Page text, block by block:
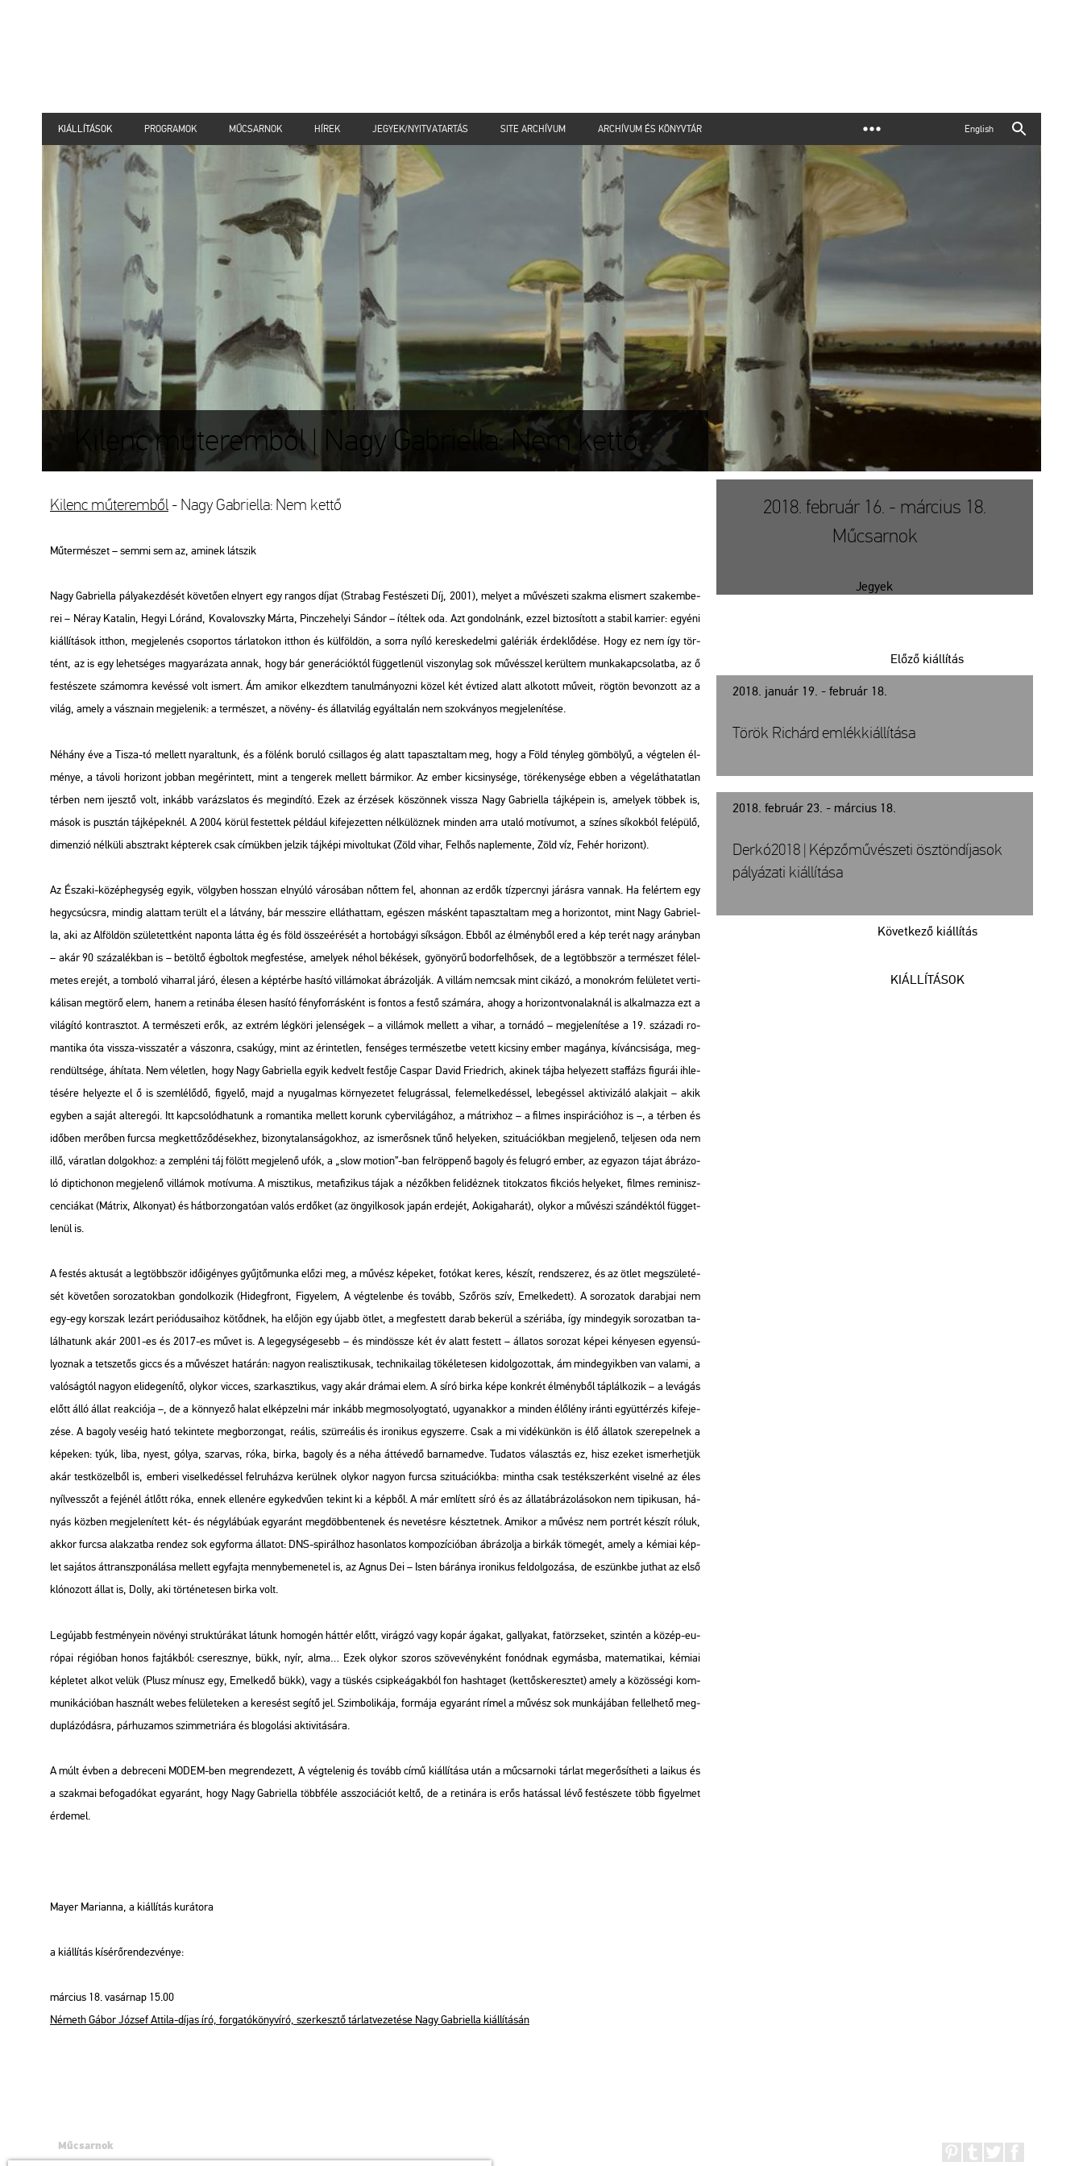
KIÁLLÍTÁSOK PROGRAMOK MŰCSARNOK HÍREK JEGYEK/NYITVATARTÁS SITE ARCHÍVUM ARCHÍVUM ÉS KÖNYVTÁR English
Kilenc műteremből | Nagy Gabriella: Nem kettő
Ki­lenc mű­te­rem­ből - Nagy Gab­ri­el­la: Nem kettő
Mű­ter­mé­szet – semmi sem az, ami­nek lát­szik
Nagy Gab­ri­el­la pá­lya­kez­dé­sét kö­ve­tő­en el­nyert egy ran­gos díjat (Stra­bag Fes­té­sze­ti Díj, 2001), me­lyet a mű­vé­sze­ti szak­ma el­is­mert szak­em­be­
rei – Néray Ka­ta­lin, Hegyi Ló­ránd, Ko­va­lovsz­ky Márta, Pin­c­ze­he­lyi Sán­dor – ítél­tek oda. Azt gon­dol­nánk, ezzel biz­to­sí­tott a sta­bil kar­ri­er: egyé­ni
ki­ál­lí­tá­sok itt­hon, meg­je­le­nés cso­por­tos tár­la­to­kon itt­hon és kül­föl­dön, a sorra nyíló ke­res­ke­del­mi ga­lé­ri­ák ér­dek­lő­dé­se. Hogy ez nem így tör­
tént, az is egy le­het­sé­ges ma­gya­rá­za­ta annak, hogy bár ge­ne­rá­ci­ók­tól füg­get­le­nül vi­szony­lag sok mű­vésszel ke­rül­tem mun­ka­kap­cso­lat­ba, az ő
fes­té­sze­te szá­mom­ra ke­vés­sé volt is­mert. Ám ami­kor el­kezd­tem ta­nul­má­nyoz­ni közel két év­ti­zed alatt al­ko­tott mű­ve­it, rög­tön be­von­zott az a
világ, amely a vász­na­in meg­je­le­nik: a ter­mé­szet, a nö­vény- és ál­lat­vi­lág egy­ál­ta­lán nem szok­vá­nyos meg­je­le­ní­té­se.
Né­hány éve a Tisza-tó mel­lett nya­ral­tunk, és a fö­lénk bo­ru­ló csil­la­gos ég alatt ta­pasz­tal­tam meg, hogy a Föld tény­leg göm­bö­lyű, a vég­te­len él­
mé­nye, a tá­vo­li ho­ri­zont job­ban meg­érin­tett, mint a ten­ge­rek mel­lett bár­mi­kor. Az ember ki­csiny­sé­ge, tö­ré­keny­sé­ge ebben a vé­ge­lát­ha­tat­lan
tér­ben nem ijesz­tő volt, in­kább va­rázs­la­tos és meg­in­dí­tó. Ezek az ér­zé­sek kö­szön­nek vissza Nagy Gab­ri­el­la táj­ké­pe­in is, ame­lyek töb­bek is,
mások is pusz­tán táj­ké­pek­nél. A 2004 körül fes­tet­tek pél­dá­ul ki­fe­je­zet­ten nél­kü­löz­nek min­den arra utaló mo­tí­vu­mot, a szí­nes sí­kok­ból fel­épü­lő,
di­men­zió nél­kü­li abszt­rakt kép­te­rek csak cí­mük­ben jel­zik táj­ké­pi mi­vol­tu­kat(Zöld vihar, Fel­hős nap­le­men­te, Zöld víz, Fehér ho­ri­zont).
Az Észa­ki-kö­zép­hegy­ség egyik, völgy­ben hosszan el­nyú­ló vá­ro­sá­ban nőt­tem fel, ahon­nan az erdők tíz­perc­nyi já­rás­ra van­nak. Ha fel­ér­tem egy
hegy­csúcs­ra, min­dig alat­tam te­rült el a lát­vány, bár messzi­re el­lát­hat­tam, egé­szen más­ként ta­pasz­tal­tam meg a ho­ri­zon­tot, mint Nagy Gab­ri­el­
la, aki az Al­föl­dön szü­le­tett­ként na­pon­ta látta ég és föld össze­éré­sét a hor­to­bá­gyi sík­sá­gon. Ebből az él­mény­ből ered a kép terét nagy arány­ban
– akár 90 szá­za­lék­ban is – be­töl­tő ég­bol­tok meg­fes­té­se, ame­lyek néhol bé­ké­sek, gyö­nyö­rű bo­dor­fel­hő­sek, de a leg­több­ször a ter­mé­szet fé­lel­
me­tes ere­jét, a tom­bo­ló vi­har­ral járó, éle­sen a kép­tér­be ha­sí­tó vil­lá­mo­kat áb­rá­zol­ják. A vil­lám nem­csak mint ci­ká­zó, a mo­no­króm fe­lü­le­tet ver­ti­
ká­li­san meg­tö­rő elem, hanem a re­ti­ná­ba éle­sen ha­sí­tó fény­for­rás­ként is fon­tos a festő szá­má­ra, ahogy a ho­ri­zont­vo­na­lak­nál is al­kal­maz­za ezt a
vi­lá­gí­tó kont­rasz­tot. A ter­mé­sze­ti erők, az ext­rém lég­kö­ri je­len­sé­gek – a vil­lá­mok mel­lett a vihar, a tor­ná­dó – meg­je­le­ní­té­se a 19. szá­za­di ro­
man­ti­ka óta vissza-vissza­tér a vá­szon­ra, csak­úgy, mint az érin­tet­len, fen­sé­ges ter­mé­szet­be ve­tett ki­csiny ember ma­gá­nya, kí­ván­csi­sá­ga, meg­
ren­dült­sé­ge, áhí­ta­ta. Nem vé­let­len, hogy Nagy Gab­ri­el­la egyik ked­velt fes­tő­je Ca­spar David Fried­rich, aki­nek tájba he­lye­zett staf­fázs fi­gu­rái ih­le­
té­sé­re he­lyez­te el ő is szem­lé­lő­dő, fi­gye­lő, majd a nyu­gal­mas kör­nye­ze­tet fel­ug­rás­sal, fel­emel­ke­dés­sel, le­be­gés­sel ak­ti­vi­zá­ló alak­ja­it – akik
egy­ben a saját al­te­re­gói. Itt kap­cso­lód­ha­tunk a ro­man­ti­ka mel­lett ko­runk cy­ber­vi­lá­gá­hoz, a mát­rix­hoz – a fil­mes ins­pi­rá­ci­ó­hoz is –, a tér­ben és
idő­ben me­rő­ben fur­csa meg­ket­tő­ző­dé­sek­hez, bi­zony­ta­lan­sá­gok­hoz, az is­me­rős­nek tűnő he­lye­ken, szi­tu­á­ci­ók­ban meg­je­le­nő, tel­je­sen oda nem
illő, vá­rat­lan dol­gok­hoz: a zemp­lé­ni táj fö­lött meg­je­le­nő ufók, a „slow mo­ti­on”-ban fel­röp­pe­nő ba­goly és fel­ug­ró ember, az egy­azon tájat áb­rá­zo­
ló dip­ti­cho­non meg­je­le­nő vil­lá­mok mo­tí­vu­ma. A misz­ti­kus, me­ta­fi­zi­kus tájak a né­zők­ben fel­idéz­nek ti­tok­za­tos fik­ci­ós he­lye­ket, fil­mes re­mi­nisz­
cen­ci­á­kat(Mát­rix, Al­ko­nyat)és hát­bor­zon­ga­tó­an valós er­dő­ket (az ön­gyil­ko­sok japán er­de­jét, Aok­iga­ha­rát), oly­kor a mű­vé­szi szán­dék­tól füg­get­
le­nül is.
A fes­tés ak­tu­sát a leg­több­ször idő­igé­nyes gyűj­tő­mun­ka előzi meg, a mű­vész ké­pe­ket, fo­tó­kat keres, ké­szít, rend­sze­rez, és az ötlet meg­szü­le­té­
sét kö­ve­tő­en so­ro­za­tok­ban gon­dol­ko­zik(Hi­deg­front, Fi­gye­lem, A vég­te­len­be és to­vább, Sző­rös szív, Emel­ke­dett). A so­ro­za­tok da­rab­jai nem
egy-egy kor­szak le­zárt pe­ri­ó­du­sa­i­hoz kö­tőd­nek, ha elő­jön egy újabb ötlet, a meg­fes­tett darab be­ke­rül a szé­ri­á­ba, így mind­egyik so­ro­zat­ban ta­
lál­ha­tunk akár 2001-es és 2017-es művet is. A leg­egy­sé­ge­sebb – és mind­össze két év alatt fes­tett – ál­la­tos so­ro­zat képei ké­nye­sen egyen­sú­
lyoz­nak a tet­sze­tős giccs és a mű­vé­szet ha­tá­rán: na­gyon re­a­lisz­ti­ku­sak, tech­ni­ka­i­lag tö­ké­le­te­sen ki­dol­go­zot­tak, ám mind­egyik­ben van va­la­mi, a
va­ló­ság­tól na­gyon el­ide­ge­ní­tő, oly­kor vic­ces, szar­kasz­ti­kus, vagy akár drá­mai elem. A síró birka képe konk­rét él­mény­ből táp­lál­ko­zik – a le­vá­gás
előtt álló állat re­ak­ci­ó­ja –, de a könnye­ző halat el­kép­zel­ni már in­kább meg­mo­so­lyog­ta­tó, ugyan­ak­kor a min­den élő­lény irán­ti együtt­ér­zés ki­fe­je­
zé­se. A ba­goly ve­sé­ig ható te­kin­te­te meg­bor­zon­gat, re­á­lis, szür­re­á­lis és iro­ni­kus egy­szer­re. Csak a mi vi­dé­kün­kön is élő ál­la­tok sze­re­pel­nek a
ké­pe­ken: tyúk, liba, nyest, gólya, szar­vas, róka, birka, ba­goly és a néha át­té­ve­dő bar­na­med­ve. Tu­da­tos vá­lasz­tás ez, hisz eze­ket is­mer­het­jük
akár test­kö­zel­ből is, em­be­ri vi­sel­ke­dés­sel fel­ru­ház­va ke­rül­nek oly­kor na­gyon fur­csa szi­tu­á­ci­ók­ba: mint­ha csak test­ék­szer­ként vi­sel­né az éles
nyíl­vesszőt a fe­jé­nél át­lőtt róka, ennek el­le­né­re egy­ked­vű­en te­kint ki a kép­ből. A már em­lí­tett síró és az ál­lat­áb­rá­zo­lá­so­kon nem ti­pi­ku­san, há­
nyás köz­ben meg­je­le­ní­tett két- és négy­lá­bú­ak egy­aránt meg­döb­ben­te­nek és ne­ve­tés­re kész­tet­nek. Ami­kor a mű­vész nem port­rét ké­szít róluk,
akkor fur­csa alak­zat­ba ren­dez sok egy­for­ma ál­la­tot: DNS-spi­rál­hoz ha­son­la­tos kom­po­zí­ci­ó­ban áb­rá­zol­ja a bir­kák tö­me­gét, amely a ké­mi­ai kép­
let sa­já­tos át­transz­po­ná­lá­sa mel­lett egy­faj­ta menny­be­me­ne­tel is, az Agnus Dei – Isten bá­rá­nya iro­ni­kus fel­dol­go­zá­sa, de eszünk­be jut­hat az első
kló­no­zott állat is, Dolly, aki tör­té­ne­te­sen birka volt.
Leg­újabb fest­mé­nye­in nö­vé­nyi struk­tú­rá­kat lá­tunk ho­mo­gén hát­tér előtt, vi­rág­zó vagy kopár ága­kat, gallya­kat, fa­tör­zse­ket, szin­tén a közép-eu­
ró­pai ré­gi­ó­ban honos faj­ták­ból: cse­resz­nye, bükk, nyír, alma… Ezek oly­kor szo­ros szö­ve­vény­ként fo­nód­nak egy­más­ba, ma­te­ma­ti­kai, ké­mi­ai
kép­le­tet alkot velük (Plusz mí­nusz egy, Emel­ke­dő bükk), vagy a tüs­kés csip­ke­ágak­ból fon hash­ta­get (ket­tős­ke­resz­tet) amely a kö­zös­sé­gi kom­
mu­ni­ká­ci­ó­ban hasz­nált webes fe­lü­le­te­ken a ke­re­sést se­gí­tő jel. Szim­bo­li­ká­ja, for­má­ja egy­aránt rímel a mű­vész sok mun­ká­já­ban fel­lel­he­tő meg­
dup­lá­zó­dás­ra, pár­hu­za­mos szim­met­ri­á­ra és blo­go­lá­si ak­ti­vi­tá­sá­ra.
A múlt évben a deb­re­ce­ni MODEM-ben meg­ren­de­zett,A vég­te­le­nig és to­vábbcímű ki­ál­lí­tá­sa után a mű­csar­no­ki tár­lat meg­erő­sít­he­ti a la­i­kus és
a szak­mai be­fo­ga­dó­kat egy­aránt, hogy Nagy Gab­ri­el­la több­fé­le asszo­ci­á­ci­ót keltő, de a re­ti­ná­ra is erős ha­tás­sal lévő fes­té­sze­te több fi­gyel­met
ér­de­mel.
Mayer Ma­ri­an­na, a ki­ál­lí­tás ku­rá­to­ra
a ki­ál­lí­tás kí­sé­rő­ren­dez­vé­nye:
már­ci­us 18. va­sár­nap 15.00
Né­meth Gábor Jó­zsef At­ti­la-díjas író, for­ga­tó­könyv­író, szer­kesz­tő tár­lat­ve­ze­té­se Nagy Gab­ri­el­la ki­ál­lí­tá­sán
2018. február 16. - március 18.
Műcsarnok
Jegyek
2018. január 19. - február 18.
Előző kiállítás
Török Richárd emlékkiállítása
2018. február 23. - március 18.
Következő kiállítás
Derkó2018 | Képzőművészeti ösztöndíjasok
pályázati kiállítása
KIÁLLÍTÁSOK
Műcsarnok